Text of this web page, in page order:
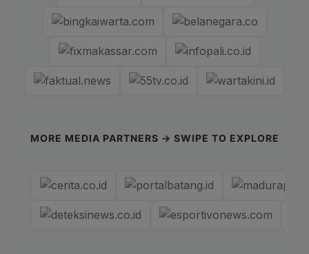
MORE MEDIA PARTNERS → SWIPE TO EXPLORE